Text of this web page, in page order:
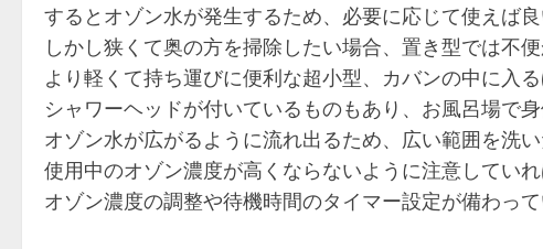
するとオゾン水が発生するため、必要に応じて使えば良
しかし狭くて奥の方を掃除したい場合、置き型では不便
より軽くて持ち運びに便利な超小型、カバンの中に入
シャワーヘッドが付いているものもあり、お風呂場で
オゾン水が広がるように流れ出るため、広い範囲を洗い
使用中のオゾン濃度が高くならないように注意してい
オゾン濃度の調整や待機時間のタイマー設定が備わって